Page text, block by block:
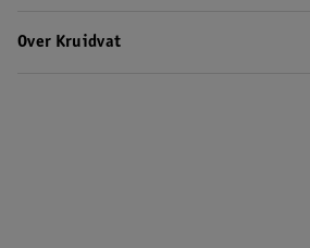
Over Kruidvat